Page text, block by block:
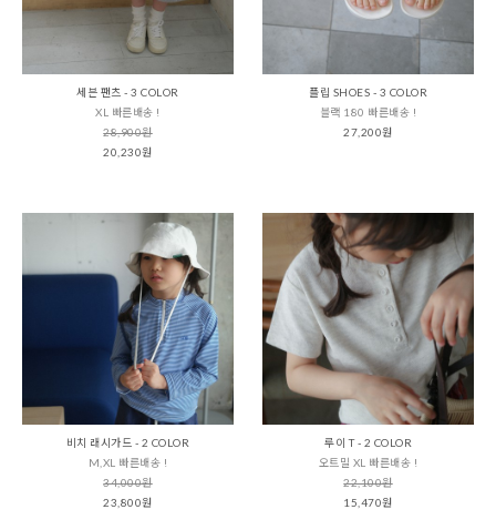
세븐 팬츠 - 3 COLOR
XL 빠른배송 !
28,900원
20,230원
플립 SHOES - 3 COLOR
블랙 180 빠른배송 !
27,200원
비치 래시가드 - 2 COLOR
M,XL 빠른배송 !
34,000원
23,800원
루이 T - 2 COLOR
오트밀 XL 빠른배송 !
22,100원
15,470원